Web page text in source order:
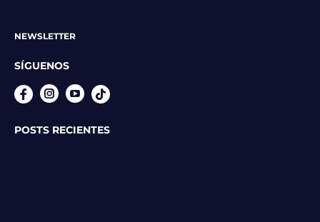
NEWSLETTER
SÍGUENOS
InstagramYouTube
POSTS RECIENTES